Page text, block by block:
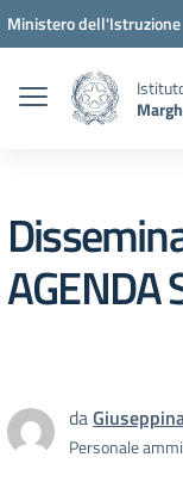
Vai ai contenuti
Vai al menu di
Vai al footer
Ministero dell'Istruzione
AGENDA
da
Personale